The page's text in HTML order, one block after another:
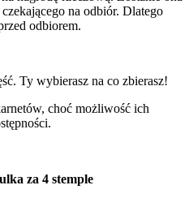
na odbiór. Dlatego
odbiorem.
Ty wybierasz na co zbierasz!
choć możliwość ich
za 4 stemple